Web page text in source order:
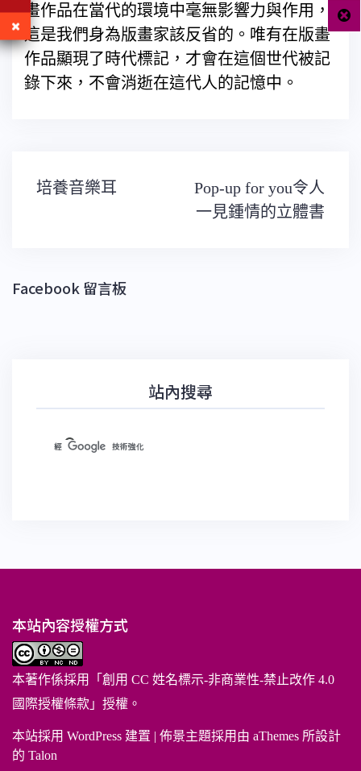
畫作品在當代的環境中毫無影響力與作用，
這是我們身為版畫家該反省的。唯有在版畫
作品顯現了時代標記，才會在這個世代被記
錄下來，不會消逝在這代人的記憶中。
文
章
培養音樂耳
Pop-up for you令人
一見鍾情的立體書
Facebook 留言板
站內搜尋
本站內容授權方式
本著作係採用「 創用 CC 姓名標示-非商業性-禁止改作 4.0
國際授權條款 」授權。
本站採用 WordPress 建置 | 佈景主題採用由 aThemes 所設計
的 Talon